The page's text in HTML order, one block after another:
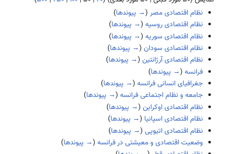
نظام اقتصادی مصر (→ پیوندها)
نظام اقتصادی روسیه (→ پیوندها)
نظام اقتصادی سوریه (→ پیوندها)
نظام اقتصادی سودان (→ پیوندها)
نظام اقتصادی آرژانتین (→ پیوندها)
فرانسه (→ پیوندها)
جغرافیای انسانی فرانسه (→ پیوندها)
جامعه و نظام اجتماعی فرانسه (→ پیوندها)
نظام اقتصادی اوکراین (→ پیوندها)
نظام اقتصادی اسپانیا (→ پیوندها)
نظام اقتصادی اتیوپی (→ پیوندها)
وضعیت اقتصادی و معیشتی در فرانسه (→ پیوندها)